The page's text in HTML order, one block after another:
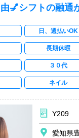
💅シフトの融
日、週払いOK
長期休暇
３０代
ネイル
Y209
愛知県